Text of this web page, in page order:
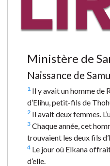
Ministère de
Naissance de
1 Il y avait un homme de
d’Elihu, petit-fils de
2 Il avait deux femmes.
3 Chaque année, cet
trouvaient les deux fils
4 Le jour où Elkana
d’elle.